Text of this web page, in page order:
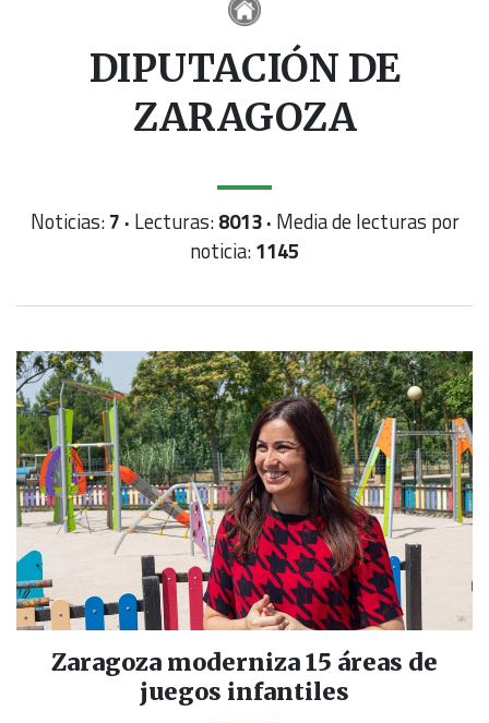
DIPUTACIÓN DE
ZARAGOZA
Noticias:7 · Lecturas:8013 · Media de lecturas por
noticia:1145
Zaragoza moderniza 15 áreas de
juegos infantiles